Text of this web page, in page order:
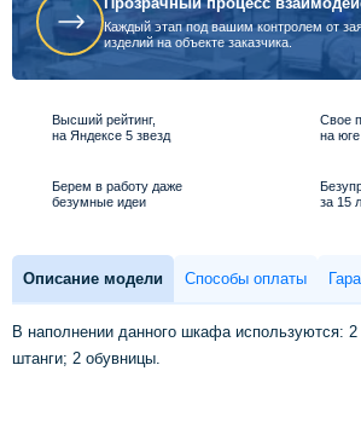
Каждый этап под вашим контролем от
изделий на объекте заказчика.
Высший рейтинг,
на Яндексе 5 звезд
Свое
на
Берем в работу даже
безумные идеи
за 15
Описание модели Способы оплаты
В наполнении данного шкафа используются:
штанги; 2 обувницы.